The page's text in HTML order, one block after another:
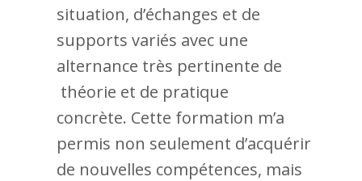
situation, d’échanges et de
supports variés avec une
alternance très pertinente de
théorie et de pratique
concrète. Cette formation m’a
permis non seulement d’acquérir
de nouvelles compétences, mais